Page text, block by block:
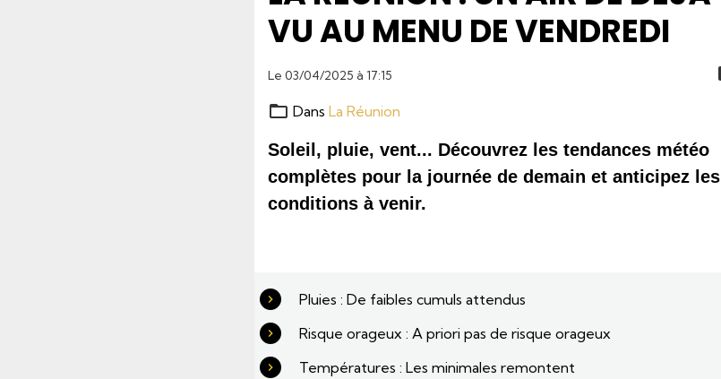
VU AU MENU DE VENDREDI
Le 03/04/2025 à 17:15
Dans La Réunion
Soleil, pluie, vent... Découvrez les tendances météo
complètes pour la journée de demain et anticipez les
conditions à venir.
Pluies : De faibles cumuls attendus
Risque orageux : A priori pas de risque orageux
Températures : Les minimales remontent